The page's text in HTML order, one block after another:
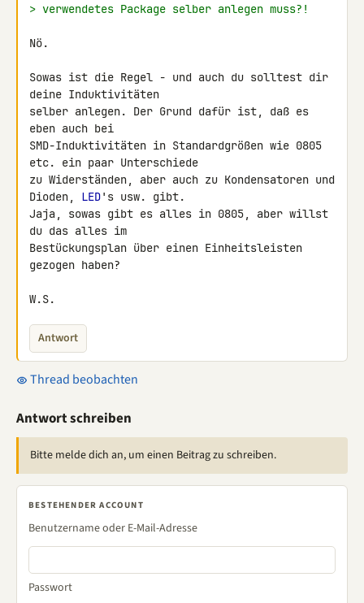
> verwendetes Package selber anlegen muss?!
Nö.
Sowas ist die Regel - und auch du solltest dir
deine Induktivitäten
selber anlegen. Der Grund dafür ist, daß es
eben auch bei
SMD-Induktivitäten in Standardgrößen wie 0805
etc. ein paar Unterschiede
zu Widerständen, aber auch zu Kondensatoren und
Dioden, LED's usw. gibt.
Jaja, sowas gibt es alles in 0805, aber willst
du das alles im
Bestückungsplan über einen Einheitsleisten
gezogen haben?
W.S.
Antwort
Thread beobachten
Antwort schreiben
Bitte melde dich an, um einen Beitrag zu schreiben.
BESTEHENDER ACCOUNT
Benutzername oder E-Mail-Adresse
Passwort